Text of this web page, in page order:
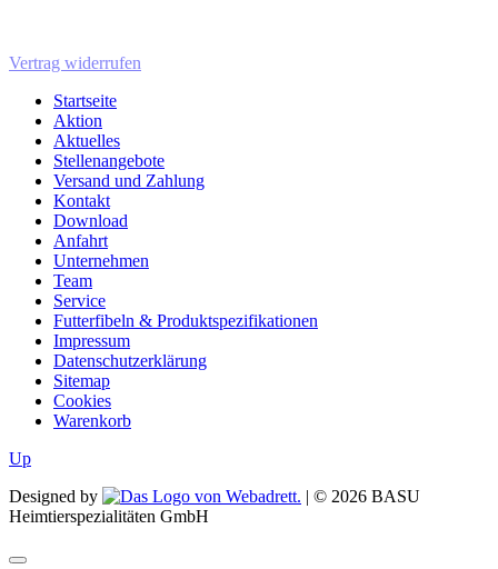
Vertrag widerrufen
Startseite
Aktion
Aktuelles
Stellenangebote
Versand und Zahlung
Kontakt
Download
Anfahrt
Unternehmen
Team
Service
Futterfibeln & Produktspezifikationen
Impressum
Datenschutzerklärung
Sitemap
Cookies
Warenkorb
Up
Designed by
| © 2026 BASU
Heimtierspezialitäten GmbH